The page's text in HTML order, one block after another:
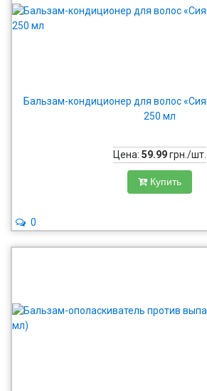
Бальзам-кондиционер для волос
250 мл
Цена: 59.99грн./шт.
Купить
0